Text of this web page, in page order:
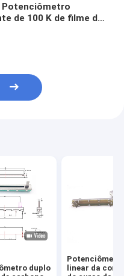
Potenciômetro
de 100 K de filme de
duplo
linear da